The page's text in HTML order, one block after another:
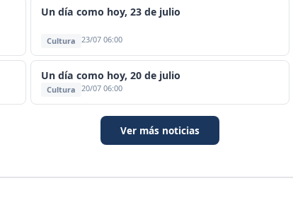
Un día como hoy, 23 de julio
Cultura 23/07 06:00
Un día como hoy, 20 de julio
Cultura 20/07 06:00
Ver más noticias